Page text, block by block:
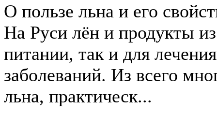
О пользе льна и его
На Руси лён и продукты
питании, так и для
заболеваний. Из всего
льна, практическ...